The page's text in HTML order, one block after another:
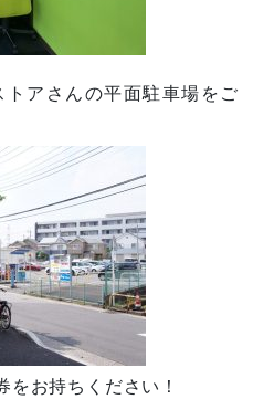
アさんの平面駐車場をご
お持ちください！